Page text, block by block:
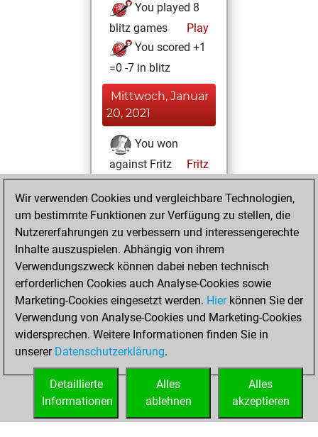
You played 8
blitz games
Play
You scored +1
=0 -7 in blitz
Mittwoch, Januar
20, 2021
You won
against Fritz
Fritz
You achieved a
new Elo of 1635
You created
your Fritz account
Dienstag, Mai 29,
2018
You played 1
bullet games
Play
You scored +0
=0 -1 in bullet
Wir verwenden Cookies und vergleichbare Technologien,
um bestimmte Funktionen zur Verfügung zu stellen, die
Nutzererfahrungen zu verbessern und interessengerechte
Inhalte auszuspielen. Abhängig von ihrem
Verwendungszweck können dabei neben technisch
erforderlichen Cookies auch Analyse-Cookies sowie
Marketing-Cookies eingesetzt werden. Hierkönnen Sie der
Verwendung von Analyse-Cookies und Marketing-Cookies
widersprechen. Weitere Informationen finden Sie in
unserer Datenschutzerklärung.
Alles
akzeptieren
Alles
ablehnen
Detaillierte
Informationen